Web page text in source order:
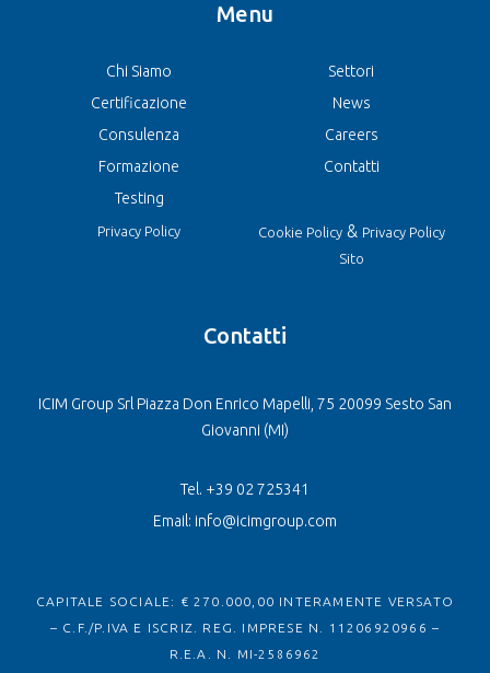
Menu
Chi Siamo
Certificazione
Consulenza
Formazione
Testing
Privacy Policy
Settori
News
Careers
Contatti
Cookie Policy& Privacy Policy
Sito
Contatti
ICIM Group Srl Piazza Don Enrico Mapelli, 75 20099 Sesto San
Giovanni (MI)
Tel. +39 02 725341
Email: info@icimgroup.com
CAPITALE SOCIALE: € 270.000,00 INTERAMENTE VERSATO
– C.F./P.IVA E ISCRIZ. REG. IMPRESE N. 11206920966 –
R.E.A. N. MI-2586962